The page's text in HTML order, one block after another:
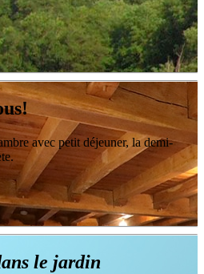
avec petit déjeuner, la demi-
le jardin